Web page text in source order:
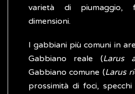
varietà di piumaggio,
dimensioni.
I gabbiani più comuni in
Gabbiano reale (Larus
Gabbiano comune (Larus
prossimità di foci,